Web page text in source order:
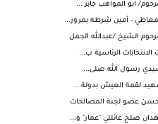
ابو المواهب جابر ...
- أمين شرطه بمرور...
الشيخ /عبدالله الجمل
الرئاسية ب...
سيدي رسول الله صلى...
لقمة العيش بدولة...
حسن عضو لجنة المصالحات
صلح عائلتي "عمار" و...